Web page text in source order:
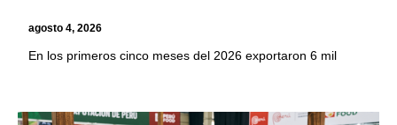
agosto 4, 2026
En los primeros cinco meses del 2026 exportaron 6 mil